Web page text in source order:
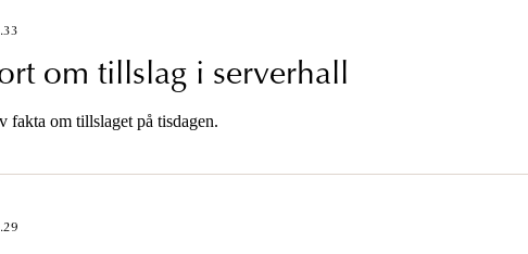
om tillslag i serverhall
fakta om tillslaget på tisdagen.